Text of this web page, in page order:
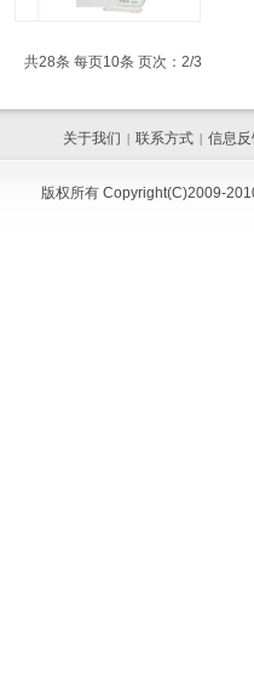
共28条 每页10条 页次：2/3
关于我们 | 联系方式 | 信息
版权所有 Copyright(C)2009-